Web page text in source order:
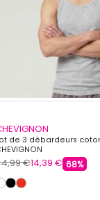
de 3 débardeurs
€14,39 € 68%